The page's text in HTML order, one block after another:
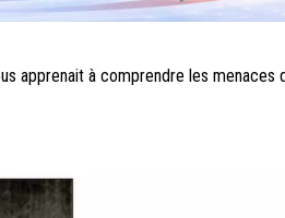
apprenait à comprendre les menaces